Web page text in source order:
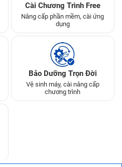
Cài Chương Trình Free
Nâng cấp phần mềm, cài ứng
dụng
Bảo Dưỡng Trọn Đời
Vệ sinh máy, cài nâng cấp
chương trình